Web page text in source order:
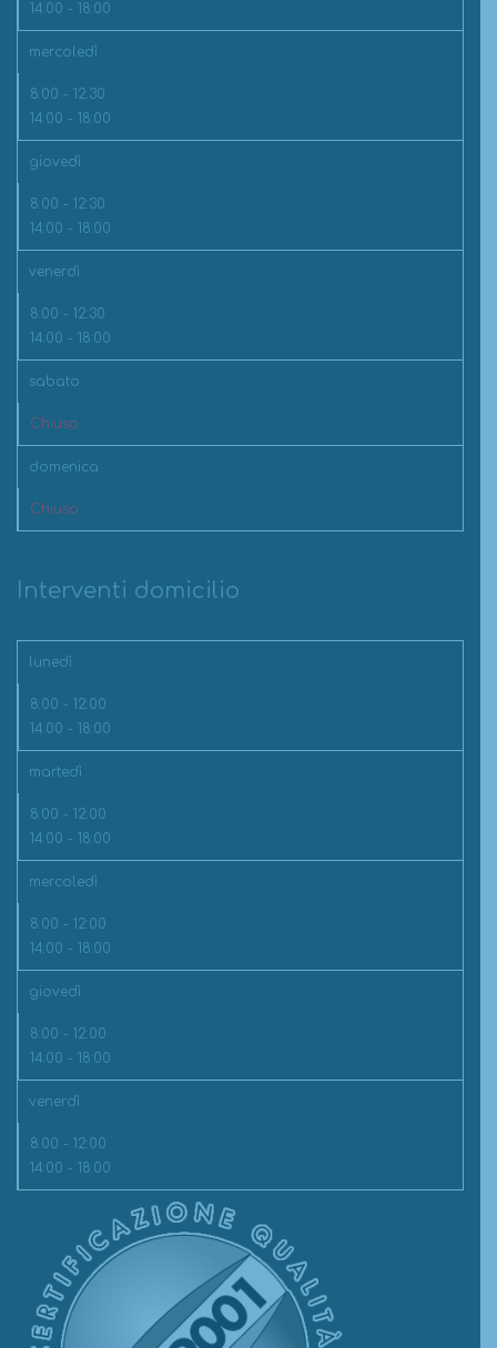
14:00 - 18:00
mercoledì
8:00 - 12:30
14:00 - 18:00
giovedì
8:00 - 12:30
14:00 - 18:00
venerdì
8:00 - 12:30
14:00 - 18:00
sabato
Chiuso
domenica
Chiuso
Interventi domicilio
lunedì
8:00 - 12:00
14:00 - 18:00
martedì
8:00 - 12:00
14:00 - 18:00
mercoledì
8:00 - 12:00
14:00 - 18:00
giovedì
8:00 - 12:00
14:00 - 18:00
venerdì
8:00 - 12:00
14:00 - 18:00